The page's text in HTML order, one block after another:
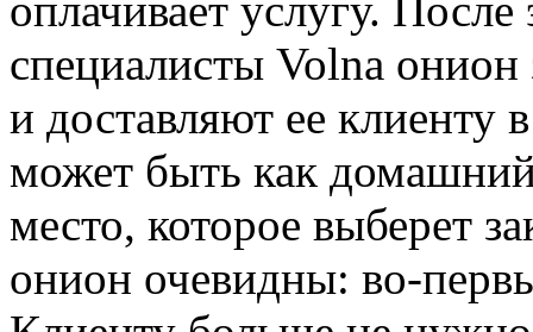
оплачивает услугу. После
специалисты Volna
и доставляют ее клиенту
может быть как
место, которое выберет
онион очевидны: во-